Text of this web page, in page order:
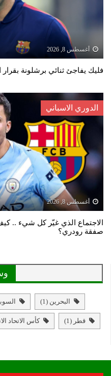
أغسطس 8, 2026
فليك يفاجئ ثنائي برشلونة بقرار
الدوري الاسباني
أغسطس 8, 2026
الاجتماع الذي غيّر كل شيء ..
صفقة رودري؟
البحرين (1)
قطر (1) كأس الاتحاد